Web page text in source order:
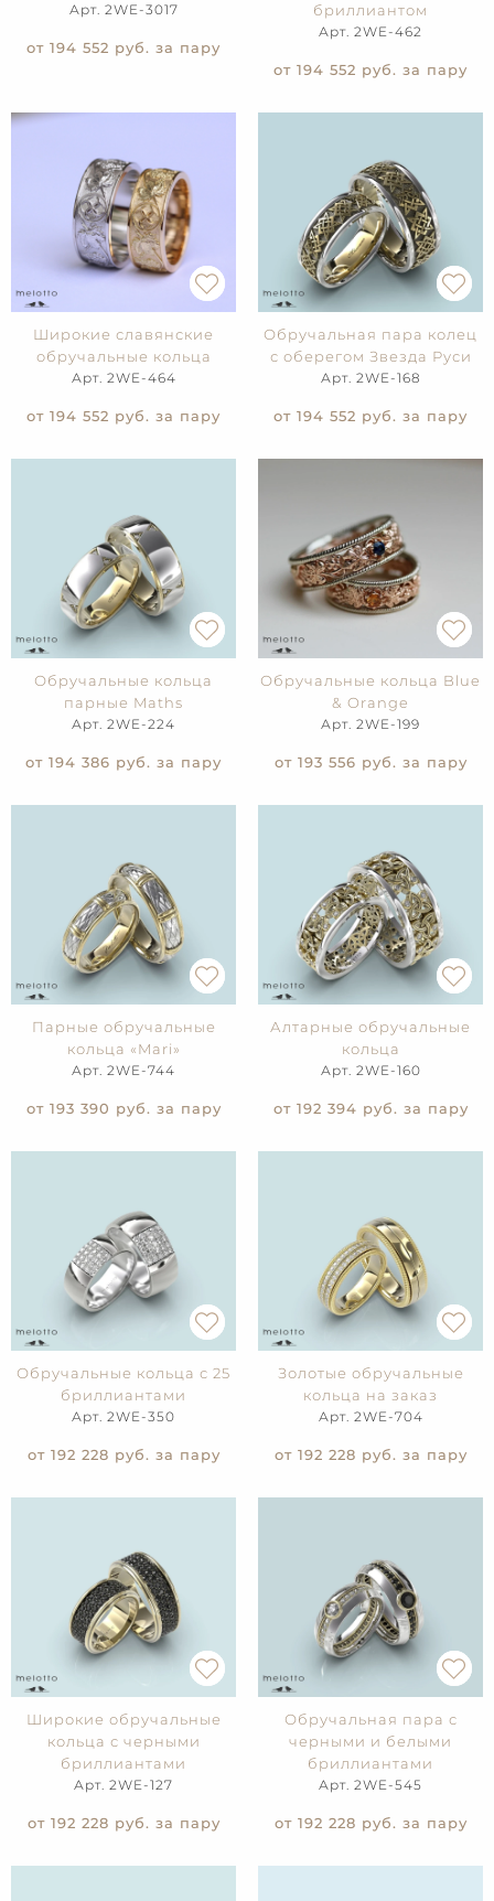
Арт. 2WE-3017
от 194 552 руб. за пару
бриллиантом
Арт. 2WE-462
от 194 552 руб. за пару
Широкие славянские
обручальные кольца
Арт. 2WE-464
от 194 552 руб. за пару
Обручальная пара колец
с оберегом Звезда Руси
Арт. 2WE-168
от 194 552 руб. за пару
Обручальные кольца
парные Maths
Арт. 2WE-224
от 194 386 руб. за пару
Обручальные кольца Blue
& Orange
Арт. 2WE-199
от 193 556 руб. за пару
Парные обручальные
кольца «Mari»
Арт. 2WE-744
от 193 390 руб. за пару
Алтарные обручальные
кольца
Арт. 2WE-160
от 192 394 руб. за пару
Обручальные кольца с 25
бриллиантами
Арт. 2WE-350
от 192 228 руб. за пару
Золотые обручальные
кольца на заказ
Арт. 2WE-704
от 192 228 руб. за пару
Широкие обручальные
кольца с черными
бриллиантами
Арт. 2WE-127
от 192 228 руб. за пару
Обручальная пара с
черными и белыми
бриллиантами
Арт. 2WE-545
от 192 228 руб. за пару